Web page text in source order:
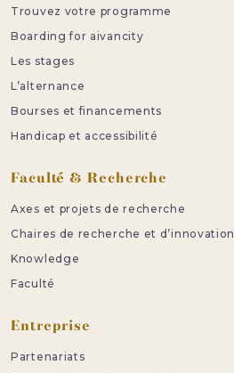
Trouvez votre programme
Boarding for aivancity
Les stages
L’alternance
Bourses et financements
Handicap et accessibilité
Faculté & Recherche
Axes et projets de recherche
Chaires de recherche et d’innovation
Knowledge
Faculté
Entreprise
Partenariats